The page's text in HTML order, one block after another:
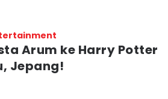
Arum ke Harry Potter
Jepang!